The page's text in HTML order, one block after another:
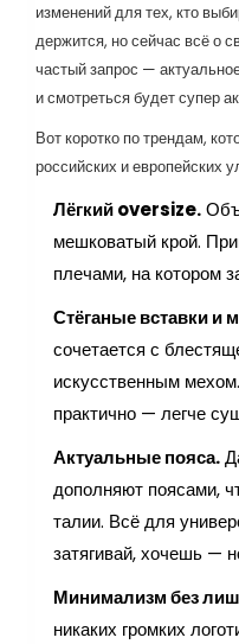
изменений для тех, кто
держится, но сейчас всё о
частый запрос —
и смотреться будет супер
Вот коротко по трендам,
российских и европейских
Лёгкий oversize.
мешковатый крой.
плечами, на котором
Стёганые вставки и
сочетается с
искусственным
практично — легче
Актуальные пояса.
дополняют поясами,
талии. Всё для
затягивай, хочешь —
Минимализм без
никаких громких